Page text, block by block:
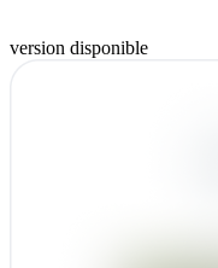
version disponible